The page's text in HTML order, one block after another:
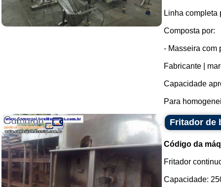
Linha completa
Composta por:
- Masseira com
Fabricante |
Capacidade
Para
Fritador de
Código da
Fritador
Capacidade: